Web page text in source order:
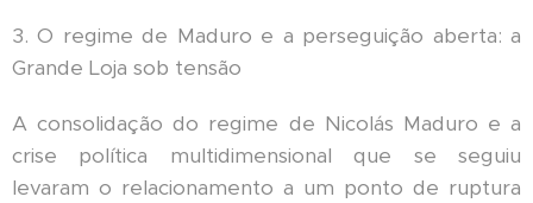
3. O regime de Maduro e a perseguição aberta: a
Grande Loja sob tensão
A consolidação do regime de Nicolás Maduro e a
crise política multidimensional que se seguiu
levaram o relacionamento a um ponto de ruptura